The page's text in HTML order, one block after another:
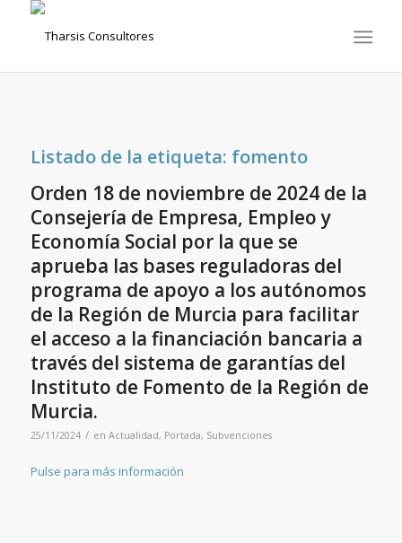
Listado de la etiqueta: fomento
Orden 18 de noviembre de 2024 de la
Consejería de Empresa, Empleo y
Economía Social por la que se
aprueba las bases reguladoras del
programa de apoyo a los autónomos
de la Región de Murcia para facilitar
el acceso a la financiación bancaria a
través del sistema de garantías del
Instituto de Fomento de la Región de
Murcia.
25/11/2024 / en Actualidad, Portada, Subvenciones
Pulse para más información